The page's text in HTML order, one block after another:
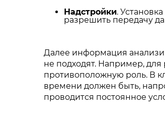
Надстройки.
разрешить передачу
Далее информация
не подходят. Например, для
противоположную роль. В
времени должен быть,
проводится постоянное